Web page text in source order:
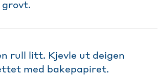
grovt.
rull litt. Kjevle ut deigen
med bakepapiret.